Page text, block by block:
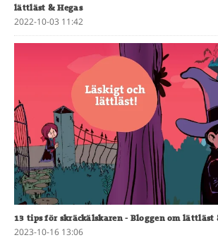
lättläst & Hegas
2022-10-03 11:42
13 tips för skräckälskaren- Bloggen om lättläst
2023-10-16 13:06